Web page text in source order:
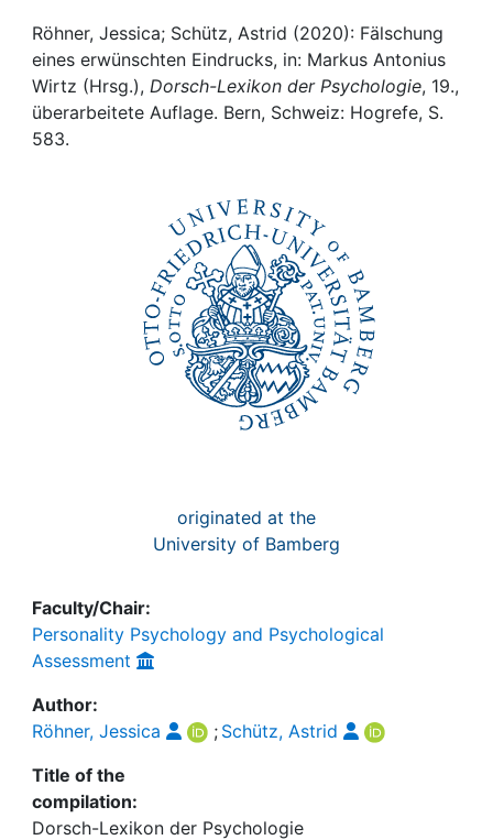
Institutions
Awards
My FIS
Röhner, Jessica; Schütz, Astrid (2020): Fälschung
eines erwünschten Eindrucks, in: Markus Antonius
Wirtz (Hrsg.), Dorsch-Lexikon der Psychologie, 19.,
überarbeitete Auflage. Bern, Schweiz: Hogrefe, S.
583.
originated at the
University of Bamberg
Faculty/Chair:
Personality Psychology and Psychological
Assessment
Author:
Röhner, Jessica
; Schütz, Astrid
Title of the
compilation:
Dorsch-Lexikon der Psychologie